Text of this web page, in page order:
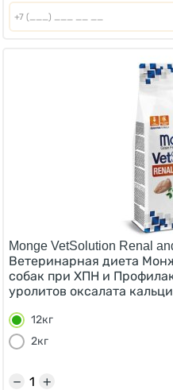
Monge VetSolution Renal
Ветеринарная диета
собак при ХПН и
уролитов оксалата
12кг
2кг
+
−